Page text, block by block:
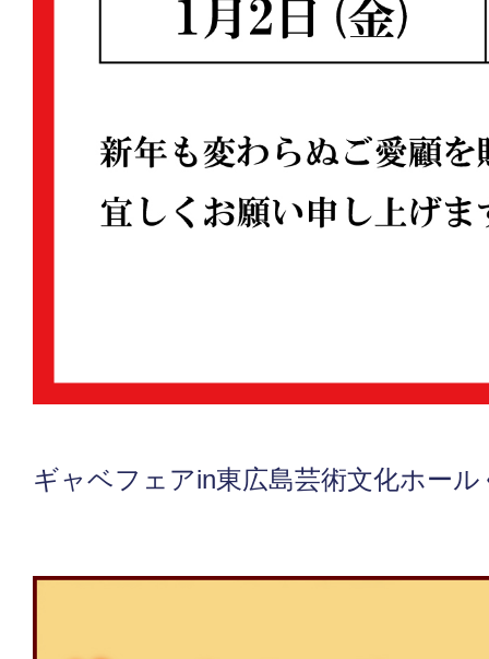
ギャベフェアin東広島芸術文化ホール